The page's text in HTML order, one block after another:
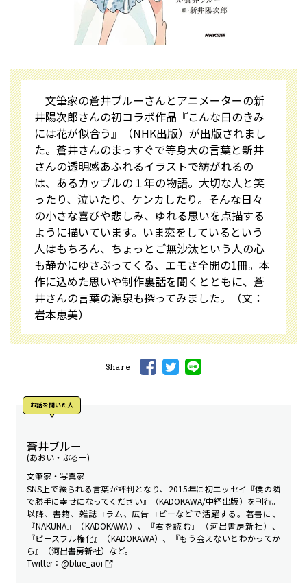
文筆家の蒼井ブルーさんとアニメーターの新
井陽次郎さんの初コラボ作品『こんな日のきみ
には花が似合う』（NHK出版）が出版されまし
た。蒼井さんのまっすぐで等身大の言葉と新井
さんの透明感あふれるイラストで紡がれるの
は、あるカップルの１年の物語。大切な人と笑
ったり、泣いたり、ケンカしたり。そんな日々
の小さな喜びや悲しみ、ゆれる思いを点描する
ように描いています。いま恋をしているという
人はもちろん、ちょっとご無沙汰という人の心
も静かにゆさぶってくる、エモさ全開の1冊。本
作に込めた思いや制作裏話を聞くとともに、蒼
井さんの言葉の源泉も探ってみました。（文：
岩本恵美）
Share
お話を聞いた⼈
蒼井ブルー
(あおい・ぶるー)
文筆家・写真家
SNS上で綴られる言葉が評判となり、2015年に初エッセイ『僕の隣
で勝手に幸せになってください』（KADOKAWA/中経出版）を刊行。
以降、書籍、雑誌コラム、広告コピーなどで活躍する。著書に、
『NAKUNA』（KADOKAWA）、『君を読む』（河出書房新社）、
『ピースフル権化』（KADOKAWA）、『もう会えないとわかってか
ら』（河出書房新社）など。
Twitter： @blue_aoi